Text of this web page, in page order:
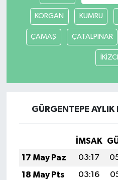
KORGAN KUMRU
ÇAMAŞ ÇATALPINAR
GÜRGENTEPE
İMSAK
17 May Paz
03:17
18 May Pts
03:16